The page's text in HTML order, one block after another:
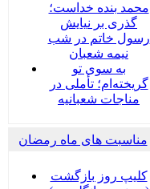
محمد بنده خداست؛
گذری بر نیایش
رسول خاتم در شب
نیمه شعبان
به سوی تو
گریخته‌ام؛ تأملی در
مناجات شعبانیه
مناسبت های ماه رمضان
کلیپ روز بازگشت